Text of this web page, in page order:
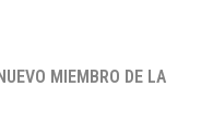
MIEMBRO DE LA